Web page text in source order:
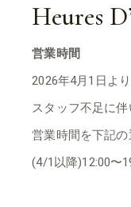
Heures
営業時間
2026年4月1日より
スタッフ不足に伴
営業時間を下記の
(4/1以降)12:00〜